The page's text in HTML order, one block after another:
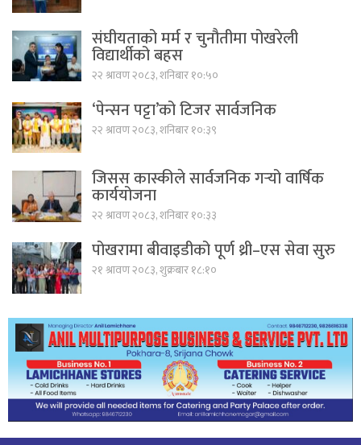
संघीयताको मर्म र चुनौतीमा पोखरेली
विद्यार्थीको बहस
२२ श्रावण २०८३, शनिबार १०:५०
‘पेन्सन पट्टा’को टिजर सार्वजनिक
२२ श्रावण २०८३, शनिबार १०:३९
जिसस कास्कीले सार्वजनिक गर्‍यो वार्षिक
कार्ययोजना
२२ श्रावण २०८३, शनिबार १०:३३
पोखरामा बीवाइडीको पूर्ण थ्री–एस सेवा सुरु
२१ श्रावण २०८३, शुक्रबार १८:१०